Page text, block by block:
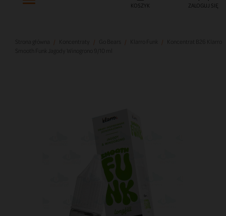
KOSZYK ZALOGUJ SIĘ